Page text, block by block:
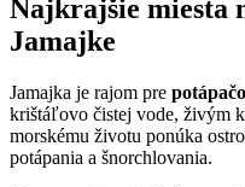
Najkrajšie miesta
Jamajke
Jamajka je rajom pre
krištáľovo čistej vode, živým
morskému životu ponúka
potápania a šnorchlovania.